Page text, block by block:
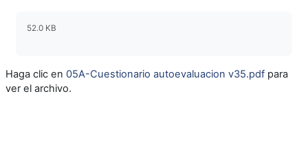
52.0 KB
Haga clic en 05A-Cuestionario autoevaluacion v35.pdf para
ver el archivo.